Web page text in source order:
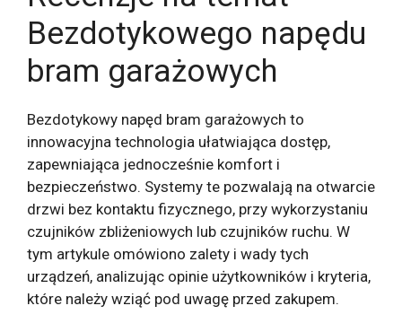
Bezdotykowego napędu
bram garażowych
Bezdotykowy napęd bram garażowych to
innowacyjna technologia ułatwiająca dostęp,
zapewniająca jednocześnie komfort i
bezpieczeństwo. Systemy te pozwalają na otwarcie
drzwi bez kontaktu fizycznego, przy wykorzystaniu
czujników zbliżeniowych lub czujników ruchu. W
tym artykule omówiono zalety i wady tych
urządzeń, analizując opinie użytkowników i kryteria,
które należy wziąć pod uwagę przed zakupem.